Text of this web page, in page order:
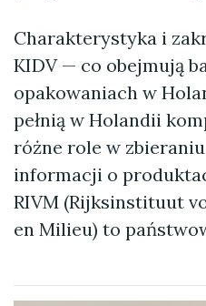
Charakterystyka i
KIDV — co obejmują
opakowaniach w
pełnią w Holandii
różne role w
informacji o
RIVM (Rijksinstituut
en Milieu) to